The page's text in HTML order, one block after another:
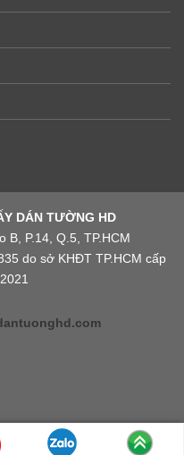
DÁN TƯỜNG HD
P.14, Q.5, TP.HCM
do sở KHĐT TP.HCM cấp